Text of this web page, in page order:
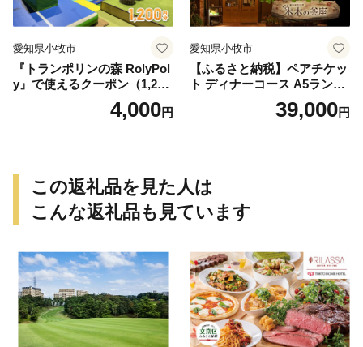
愛知県小牧市
『トランポリンの森 RolyPol
y』で使えるクーポン（1,200
4,000円
愛知県小牧市
【ふるさと納税】ペアチケッ
ト ディナーコース A5ランク
飛騨牛 コース 記念日 お誕生
日 特別な日 完全個室 ノンア
県 小牧市 送料無料
39,000円
この返礼品を見た人は
こんな返礼品も見ています